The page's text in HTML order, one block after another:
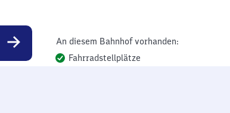
An diesem Bahnhof vorhanden:
Fahrradstellplätze